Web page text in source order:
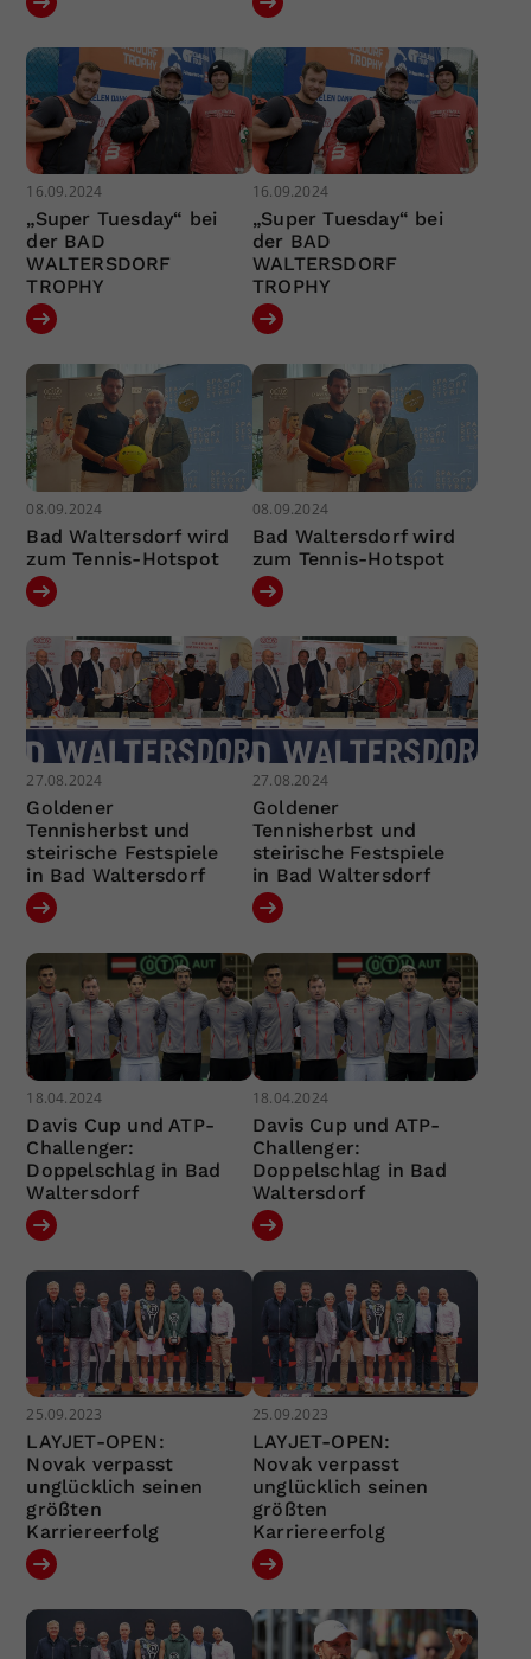
16.09.2024
„Super Tuesday“ bei
der BAD
WALTERSDORF
TROPHY
16.09.2024
„Super Tuesday“ bei
der BAD
WALTERSDORF
TROPHY
08.09.2024
Bad Waltersdorf wird
zum Tennis-Hotspot
08.09.2024
Bad Waltersdorf wird
zum Tennis-Hotspot
27.08.2024
Goldener
Tennisherbst und
steirische Festspiele
in Bad Waltersdorf
27.08.2024
Goldener
Tennisherbst und
steirische Festspiele
in Bad Waltersdorf
18.04.2024
Davis Cup und ATP-
Challenger:
Doppelschlag in Bad
Waltersdorf
18.04.2024
Davis Cup und ATP-
Challenger:
Doppelschlag in Bad
Waltersdorf
25.09.2023
LAYJET-OPEN:
Novak verpasst
unglücklich seinen
größten
Karriereerfolg
25.09.2023
LAYJET-OPEN:
Novak verpasst
unglücklich seinen
größten
Karriereerfolg